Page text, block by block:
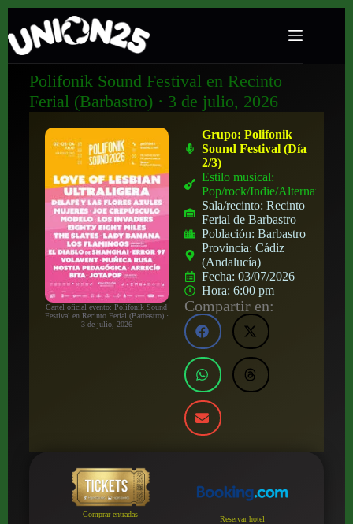
Polifonik Sound Festival en Recinto
Ferial (Barbastro) · 3 de julio, 2026
Cartel oficial evento: Polifonik Sound
Festival en Recinto Ferial (Barbastro) ·
3 de julio, 2026
Grupo:Polifonik
Sound Festival (Día
2/3)
Estilo musical:
Pop/rock/Indie/Alternativo
Sala/recinto:Recinto
Ferial de Barbastro
Población:Barbastro
Provincia:Cádiz
(Andalucía)
Fecha:03/07/2026
Hora:6:00 pm
Compartir en:
Comprar entradas
Reservar hotel